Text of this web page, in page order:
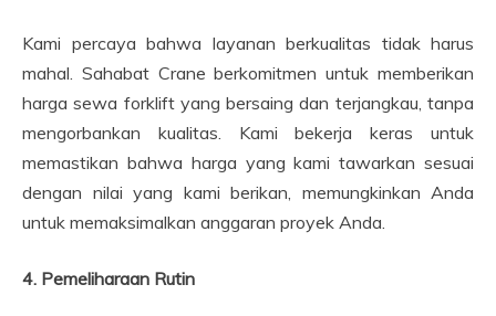
Kami percaya bahwa layanan berkualitas tidak harus
mahal. Sahabat Crane berkomitmen untuk memberikan
harga sewa forklift yang bersaing dan terjangkau, tanpa
mengorbankan kualitas. Kami bekerja keras untuk
memastikan bahwa harga yang kami tawarkan sesuai
dengan nilai yang kami berikan, memungkinkan Anda
untuk memaksimalkan anggaran proyek Anda.
4. Pemeliharaan Rutin